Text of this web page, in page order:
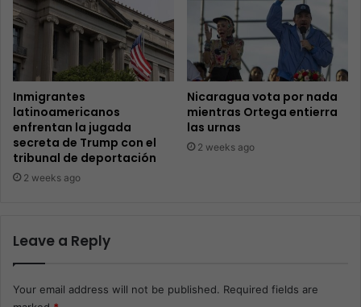
Inmigrantes
latinoamericanos
enfrentan la jugada
secreta de Trump con el
tribunal de deportación
2 weeks ago
Nicaragua vota por nada
mientras Ortega entierra
las urnas
2 weeks ago
Leave a Reply
Your email address will not be published. Required fields are